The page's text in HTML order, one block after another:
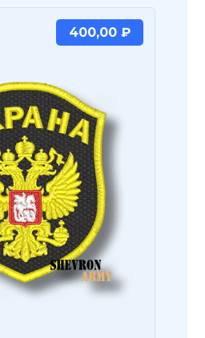
400,00 ₽